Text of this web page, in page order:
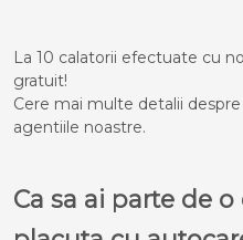
La 10 calatorii efectuate cu
gratuit!
Cere mai multe detalii
agentiile noastre.
Ca sa ai parte de